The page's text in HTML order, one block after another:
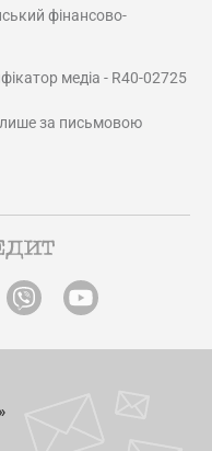
фінансово-
медіа - R40-02725
за письмовою